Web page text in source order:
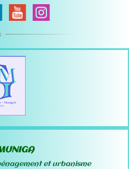
et urbanisme